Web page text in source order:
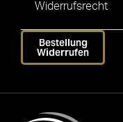
Widerrufsrecht
Bestellung
Widerrufen